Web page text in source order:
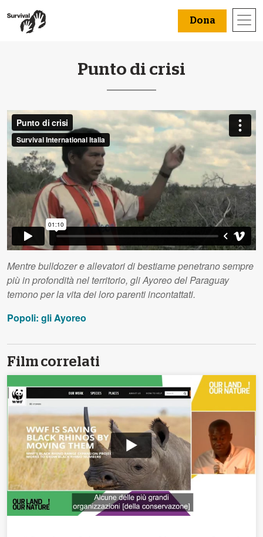
Dona
Punto di crisi
Mentre bulldozer e allevatori di bestiame penetrano sempre
più in profondità nel territorio, gli Ayoreo del Paraguay
temono per la vita dei loro parenti incontattati.
Popoli: gli Ayoreo
Film correlati